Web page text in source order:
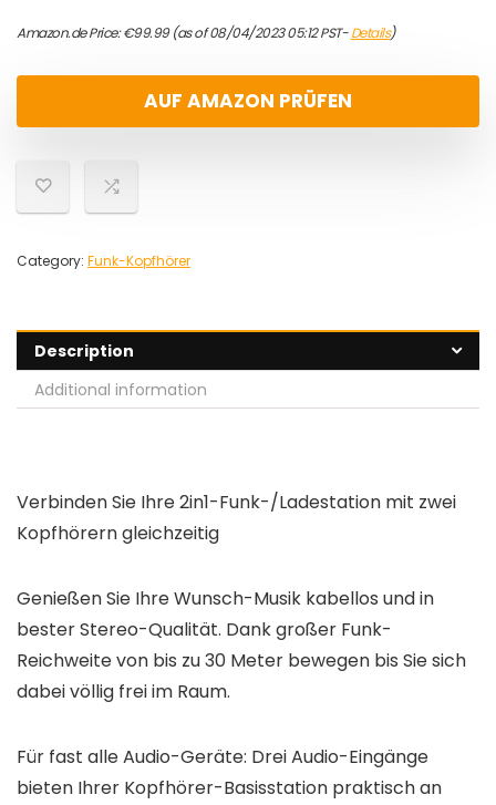
Amazon.de Price:€99.99(as of 08/04/2023 05:12 PST-Details)
AUF AMAZON PRÜFEN
Category: Funk-Kopfhörer
Description
Additional information
Verbinden Sie Ihre 2in1-Funk-/Ladestation mit zwei
Kopfhörern gleichzeitig
Genießen Sie Ihre Wunsch-Musik kabellos und in
bester Stereo-Qualität. Dank großer Funk-
Reichweite von bis zu 30 Meter bewegen bis Sie sich
dabei völlig frei im Raum.
Für fast alle Audio-Geräte: Drei Audio-Eingänge
bieten Ihrer Kopfhörer-Basisstation praktisch an